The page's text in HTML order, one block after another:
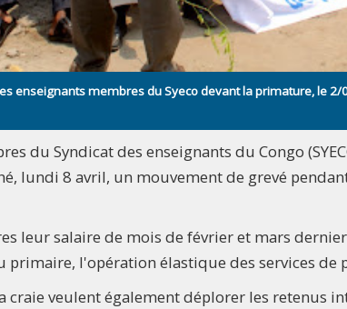
enseignants membres du Syeco devant la primature, le 2/
du Syndicat des enseignants du Congo
lundi 8 avril, un mouvement de grevé
leur salaire de mois de février et mars
primaire, l'opération élastique des services de
craie veulent également déplorer les retenus